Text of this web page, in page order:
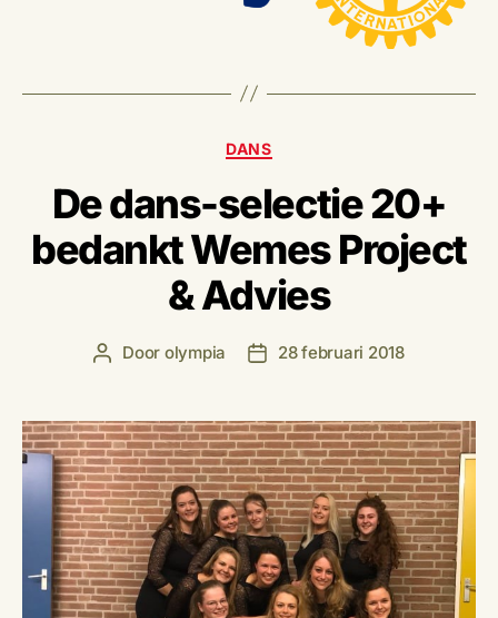
Categorieën
DANS
De dans-selectie 20+
bedankt Wemes Project
& Advies
Berichtauteur
Door olympia Berichtdatum
28 februari 2018